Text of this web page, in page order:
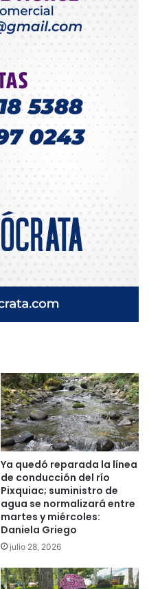
Ya quedó reparada la línea
de conducción del río
Pixquiac; suministro de
agua se normalizará entre
martes y miércoles:
Daniela Griego
julio 28, 2026